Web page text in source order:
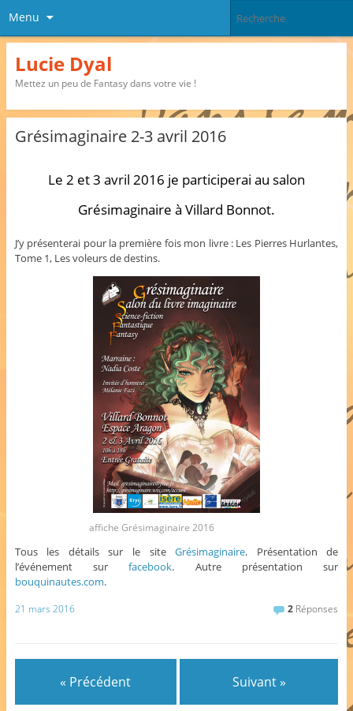
Menu
Lucie Dyal
Mettez un peu de Fantasy dans votre vie !
Grésimaginaire 2-3 avril 2016
Le 2 et 3 avril 2016 je participerai au salon
Grésimaginaire à Villard Bonnot.
J’y présenterai pour la première fois mon livre : Les Pierres Hurlantes,
Tome 1, Les voleurs de destins.
affiche Grésimaginaire 2016
Tous les détails sur le siteGrésimaginaire. Présentation de
l’événement surfacebook. Autre présentation sur
bouquinautes.com.
21 mars 2016 2 Réponses
« Précédent Suivant »